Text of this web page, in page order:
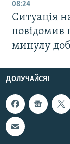
08:24
Ситуація
повідомив
минулу
ДОЛУЧАЙСЯ!